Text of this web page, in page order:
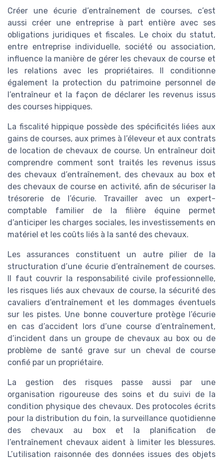
Créer une écurie d’entraînement de courses, c’est
aussi créer une entreprise à part entière avec ses
obligations juridiques et fiscales. Le choix du statut,
entre entreprise individuelle, société ou association,
influence la manière de gérer les chevaux de course et
les relations avec les propriétaires. Il conditionne
également la protection du patrimoine personnel de
l’entraîneur et la façon de déclarer les revenus issus
des courses hippiques.
La fiscalité hippique possède des spécificités liées aux
gains de courses, aux primes à l’éleveur et aux contrats
de location de chevaux de course. Un entraîneur doit
comprendre comment sont traités les revenus issus
des chevaux d’entraînement, des chevaux au box et
des chevaux de course en activité, afin de sécuriser la
trésorerie de l’écurie. Travailler avec un expert-
comptable familier de la filière équine permet
d’anticiper les charges sociales, les investissements en
matériel et les coûts liés à la santé des chevaux.
Les assurances constituent un autre pilier de la
structuration d’une écurie d’entraînement de courses.
Il faut couvrir la responsabilité civile professionnelle,
les risques liés aux chevaux de course, la sécurité des
cavaliers d’entraînement et les dommages éventuels
sur les pistes. Une bonne couverture protège l’écurie
en cas d’accident lors d’une course d’entraînement,
d’incident dans un groupe de chevaux au box ou de
problème de santé grave sur un cheval de course
confié par un propriétaire.
La gestion des risques passe aussi par une
organisation rigoureuse des soins et du suivi de la
condition physique des chevaux. Des protocoles écrits
pour la distribution du foin, la surveillance quotidienne
des chevaux au box et la planification de
l’entraînement chevaux aident à limiter les blessures.
L’utilisation raisonnée des données issues des objets